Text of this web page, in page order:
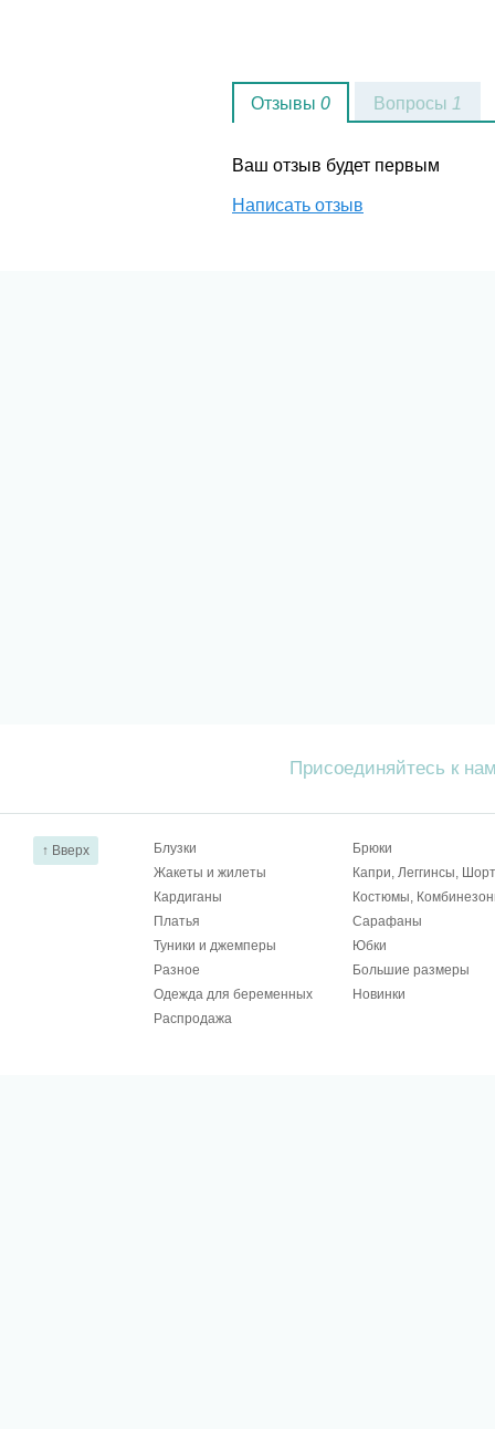
Отзывы 0
Ваш отзыв будет первым
Написать отзыв
Вопросы 1
Присоединяйтесь к
↑ Вверх Блузки
Брюки
Жакеты и жилеты
Капри, Леггинсы,
Кардиганы
Костюмы,
Платья
Сарафаны
Туники и джемперы
Юбки
Разное
Большие размеры
Одежда для беременных
Новинки
Распродажа